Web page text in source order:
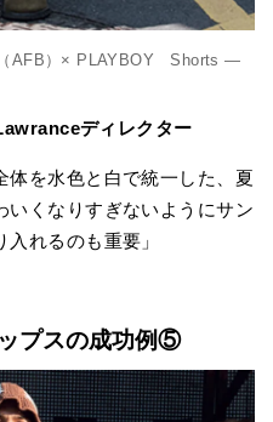
AFB）× PLAYBOY Shorts —
ディレクター
体を水色と白で統一した、夏
いくなりすぎないようにサン
れるのも重要」
プスの成功例⑤